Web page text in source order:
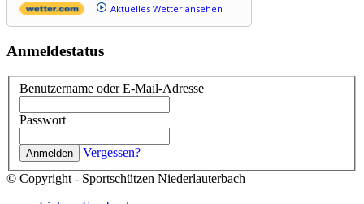
Aktuelles Wetter ansehen
Anmeldestatus
Benutzername oder E-Mail-Adresse
Passwort
Vergessen?
© Copyright - Sportschützen Niederlauterbach